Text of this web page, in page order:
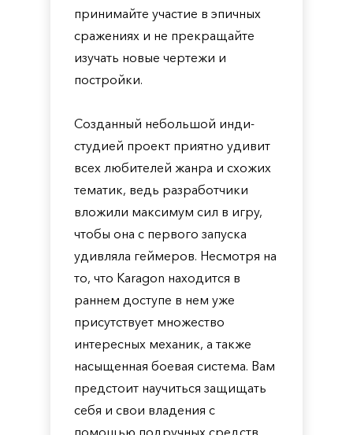
принимайте участие в эпичных
сражениях и не прекращайте
изучать новые чертежи и
постройки.
Созданный небольшой инди-
студией проект приятно удивит
всех любителей жанра и схожих
тематик, ведь разработчики
вложили максимум сил в игру,
чтобы она с первого запуска
удивляла геймеров. Несмотря на
то, что Karagon находится в
раннем доступе в нем уже
присутствует множество
интересных механик, а также
насыщенная боевая система. Вам
предстоит научиться защищать
себя и свои владения с
помощью подручных средств.